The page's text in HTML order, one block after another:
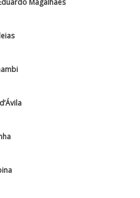
Magalhães